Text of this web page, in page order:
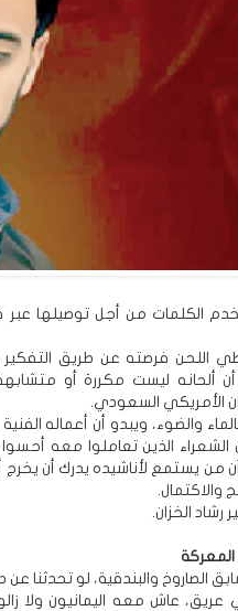
الكلمات من أجل توصيلها
اللحن فرصته عن طريق التفكير
أن ألحانه ليست مكررة أو
الأمريكي السعودي.
والضوء، ويبدو أن أعماله الفنية
الذين تعاملوا معه
من يستمع لأناشيده يدرك أن
والاكتمال.
رشاد الخزان.
الصاروخ والبندقية، لو تحدثنا
عريق، عاش معه اليمانيون ولا